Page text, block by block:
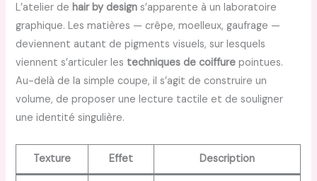
L’atelier dehair by design s’apparente à un laboratoire
graphique. Les matières — crêpe, moelleux, gaufrage —
deviennent autant de pigments visuels, sur lesquels
viennent s’articuler les techniques de coiffure pointues.
Au-delà de la simple coupe, il s’agit de construire un
volume, de proposer une lecture tactile et de souligner
une identité singulière.
Texture Effet Description